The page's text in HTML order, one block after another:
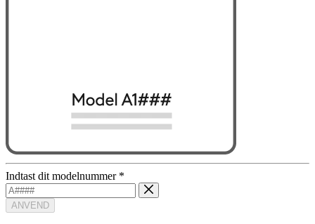
Indtast dit modelnummer *
ANVEND